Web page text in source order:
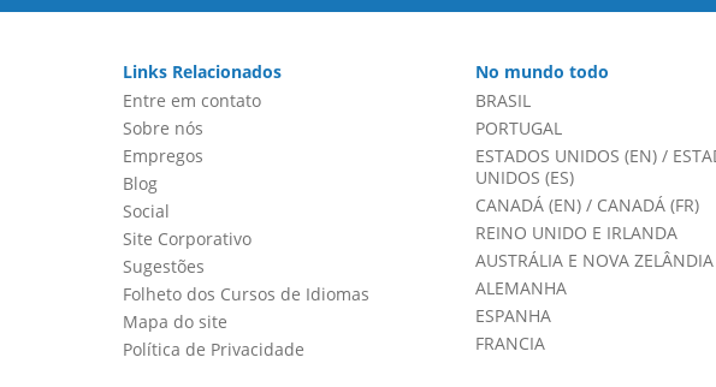
Links Relacionados
Entre em contato
Sobre nós
Empregos
Blog
Social
Site Corporativo
Sugestões
Folheto dos Cursos de Idiomas
Mapa do site
Política de Privacidade
No mundo todo
BRASIL
PORTUGAL
ESTADOS UNIDOS (EN)/
UNIDOS (ES)
CANADÁ (EN)/ CANADÁ (FR)
REINO UNIDO E IRLANDA
AUSTRÁLIA E NOVA ZELÂNDIA
ALEMANHA
ESPANHA
FRANCIA